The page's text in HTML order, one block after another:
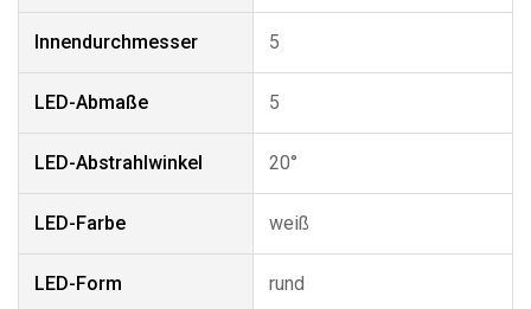
Innendurchmesser 5
LED-Abmaße 5
LED-Abstrahlwinkel 20°
LED-Farbe weiß
LED-Form rund